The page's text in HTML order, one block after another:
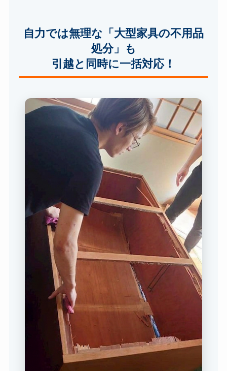
自力では無理な「大型家具の不用品
処分」も
引越と同時に一括対応！